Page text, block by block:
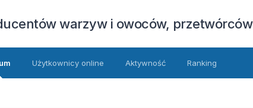
warzyw i owoców, przetwórców
Użytkownicy online Aktywność Ranking